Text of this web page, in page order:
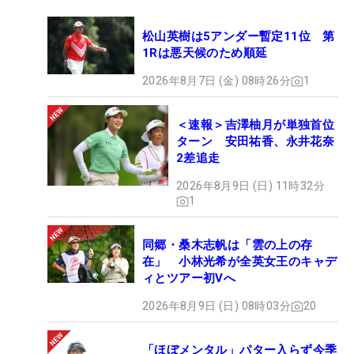
松山英樹は5アンダー暫定11位 第
1Rは悪天候のため順延
2026年8月7日 (金) 08時26分 1
＜速報＞吉澤柚月が単独首位
ターン 安田祐香、永井花奈
2差追走
2026年8月9日 (日) 11時32分
1
同郷・桑木志帆は「雲の上の存
在」 小林光希が全英女王のキャデ
ィとツアー初Vへ
2026年8月9日 (日) 08時03分 20
「ほぼメンタル」パター入らず今季